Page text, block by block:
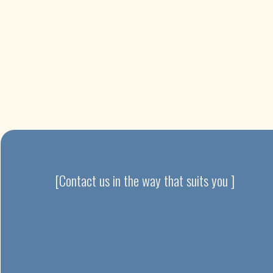
@web_design_&_development_by_KG